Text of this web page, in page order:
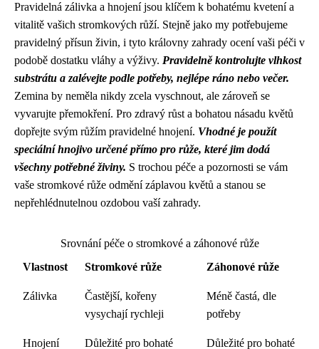
Pravidelná zálivka a hnojení jsou klíčem k bohatému kvetení a
vitalitě vašich stromkových růží. Stejně jako my potřebujeme
pravidelný přísun živin, i tyto královny zahrady ocení vaši péči v
podobě dostatku vláhy a výživy. Pravidelně kontrolujte vlhkost
substrátu a zalévejte podle potřeby, nejlépe ráno nebo večer.
Zemina by neměla nikdy zcela vyschnout, ale zároveň se
vyvarujte přemokření. Pro zdravý růst a bohatou násadu květů
dopřejte svým růžím pravidelné hnojení. Vhodné je použít
speciální hnojivo určené přímo pro růže, které jim dodá
všechny potřebné živiny. S trochou péče a pozornosti se vám
vaše stromkové růže odmění záplavou květů a stanou se
nepřehlédnutelnou ozdobou vaší zahrady.
Srovnání péče o stromkové a záhonové růže
Vlastnost
Stromkové růže Záhonové růže
Zálivka
Častější, kořeny
vysychají rychleji
Méně častá, dle
potřeby
Hnojení
Důležité pro bohaté
Důležité pro bohaté